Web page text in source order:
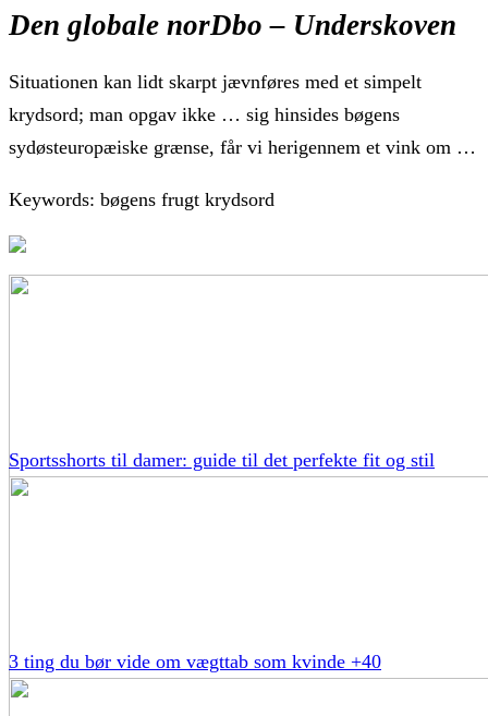
Den globale norDbo – Underskoven
Situationen kan lidt skarpt jævnføres med et simpelt
krydsord; man opgav ikke … sig hinsides bøgens
sydøsteuropæiske grænse, får vi herigennem et vink om …
Keywords: bøgens frugt krydsord
Sportsshorts til damer: guide til det perfekte fit og stil
3 ting du bør vide om vægttab som kvinde +40